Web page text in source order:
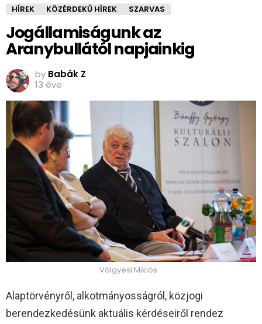
HÍREK KÖZÉRDEKŰ HÍREK SZARVAS
Jogállamiságunk az
Aranybullától napjainkig
by Babák Z
13 éve
Völgyesi Miklós
Alaptörvényről, alkotmányosságról, közjogi
berendezkedésünk aktuális kérdéseiről rendez